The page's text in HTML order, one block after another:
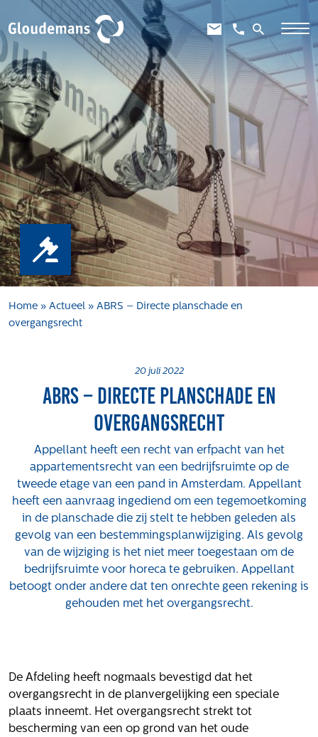
Expertises
Gebiedsontwikkeling
Gebiedseconomie
Grondstrategie en -verwerving
Taxaties overheid
Taxaties zakelijk
Schadevergoedingsrecht
Rentmeesterij
Transities
Projecten
Tender-light Amundsenstraat Valkenswaard
Concurrentiegerichte dialoog en tenderstrategie
Hoge Woerd in Ewijk
Pachtbeleid gemeente Valkenswaard: duurzame
pacht als instrument voor landbouw- en
watertransitie
Strategisch grondbeleid als motor voor
woningbouwversnelling Gemeente Vught
Over ons
Maatschappelijk
Regeling van Rentmeesters 2020
Werken bij Gloudemans
Actueel
Home » Actueel » ABRS – Directe planschade en
overgangsrecht
20 juli 2022
ABRS – Directe planschade en
overgangsrecht
Appellant heeft een recht van erfpacht van het
appartementsrecht van een bedrijfsruimte op de
tweede etage van een pand in Amsterdam. Appellant
heeft een aanvraag ingediend om een tegemoetkoming
in de planschade die zij stelt te hebben geleden als
gevolg van een bestemmingsplanwijziging. Als gevolg
van de wijziging is het niet meer toegestaan om de
bedrijfsruimte voor horeca te gebruiken. Appellant
betoogt onder andere dat ten onrechte geen rekening is
gehouden met het overgangsrecht.
De Afdeling heeft nogmaals bevestigd dat het
overgangsrecht in de planvergelijking een speciale
plaats inneemt. Het overgangsrecht strekt tot
bescherming van een op grond van het oude